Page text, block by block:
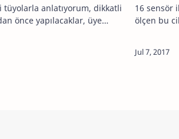
tüyolarla anlatıyorum, dikkatli
önce yapılacaklar, üye
16 sensör
ölçen bu